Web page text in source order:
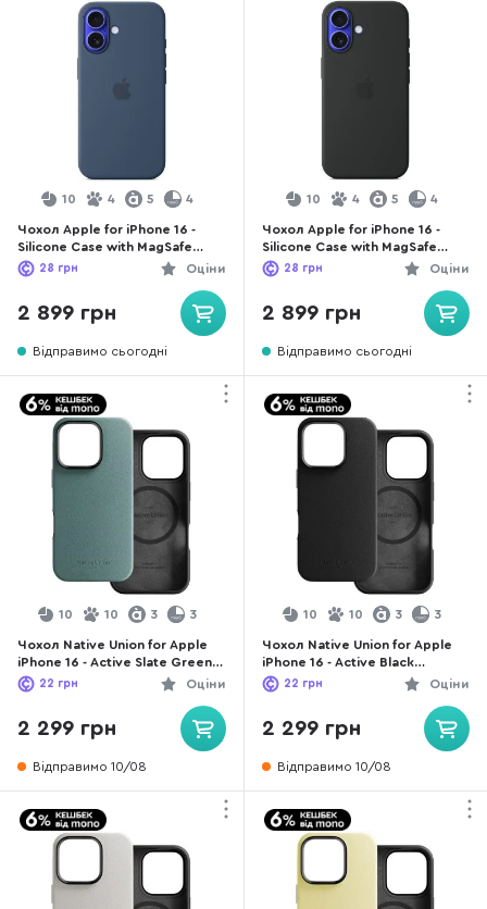
10 4 5 4
Чохол Apple for iPhone 16 -
Silicone Case with MagSafe
Denim (MYY23)
Оціни
28 грн
2 899 грн
Відправимо сьогодні
10 4 5 4
Чохол Apple for iPhone 16 -
Silicone Case with MagSafe
Black (MYY13)
Оціни
28 грн
2 899 грн
Відправимо сьогодні
10 10 3 3
Чохол Native Union for Apple
iPhone 16 - Active Slate Green
(ACTCSE-GRN-NP24)
Оціни
22 грн
2 299 грн
Відправимо 10/08
10 10 3 3
Чохол Native Union for Apple
iPhone 16 - Active Black
(ACTCSE-BLK-NP24)
Оціни
22 грн
2 299 грн
Відправимо 10/08